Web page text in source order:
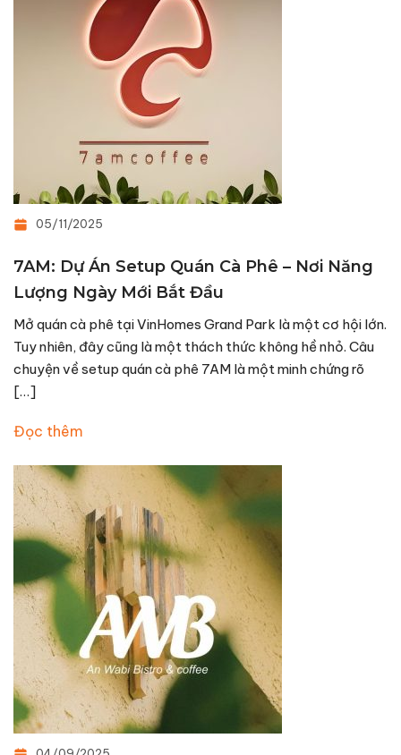
05/11/2025
7AM: Dự Án Setup Quán Cà Phê – Nơi Năng
Lượng Ngày Mới Bắt Đầu
Mở quán cà phê tại VinHomes Grand Park là một cơ hội lớn.
Tuy nhiên, đây cũng là một thách thức không hề nhỏ. Câu
chuyện về setup quán cà phê 7AM là một minh chứng rõ
[…]
Đọc thêm